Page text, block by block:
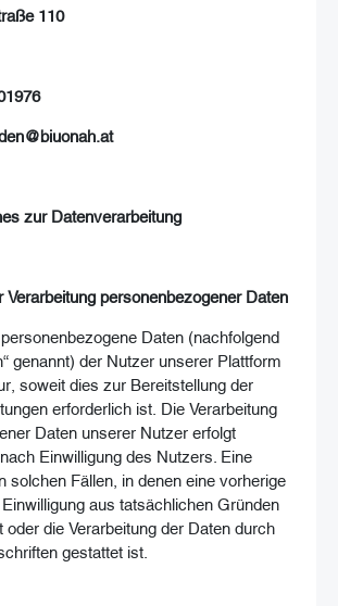
110
zur Datenverarbeitung
Verarbeitung personenbezogener Daten
Daten (nachfolgend
genannt) der Nutzer unserer Plattform
soweit dies zur Bereitstellung der
erforderlich ist. Die Verarbeitung
Daten unserer Nutzer erfolgt
Einwilligung des Nutzers. Eine
solchen Fällen, in denen eine vorherige
Einwilligung aus tatsächlichen Gründen
oder die Verarbeitung der Daten durch
gestattet ist.